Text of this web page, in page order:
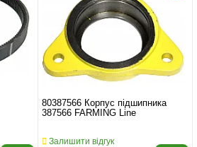
80387566 Корпус підшипника
387566 FARMING Line
Залишити відгук